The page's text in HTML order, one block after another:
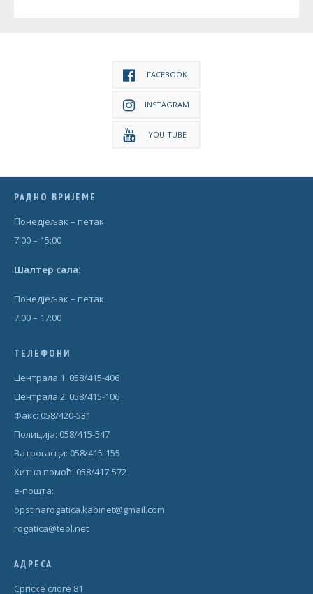
FACEBOOK
INSTAGRAM
YOU TUBE
РАДНО ВРИЈЕМЕ
Понедjељак – петак
7:00 – 15:00
Шалтер сала:
Понедjељак – петак
7:00 – 17:00
ТЕЛЕФОНИ
Централа 1: 058/415-406
Централа 2: 058/415-106
Факс: 058/420-531
Полиција: 058/415-547
Ватрогасци: 058/415-155
Хитна помоћ: 058/417-572
е-пошта:
opstinarogatica.kabinet@gmail.com
rogatica@teol.net
АДРЕСА
Српске слоге 81